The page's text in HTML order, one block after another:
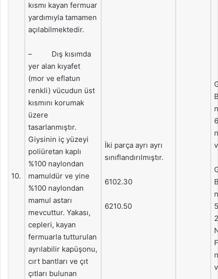
10.
kısmı kayan fermuar
yardımıyla tamamen
açılabilmektedir.
– Dış kısımda
yer alan kıyafet
(mor ve eflatun
renkli) vücudun üst
kısmını korumak
üzere
tasarlanmıştır.
Giysinin iç yüzeyi
poliüretan kaplı
%100 naylondan
mamuldür ve yine
%100 naylondan
mamul astarı
mevcuttur. Yakası,
cepleri, kayan
fermuarla tutturulan
ayrılabilir kapüşonu,
cırt bantları ve çıt
çıtları bulunan
İki parça ayrı ayrı
sınıflandırılmıştır.
6102.30
6210.50